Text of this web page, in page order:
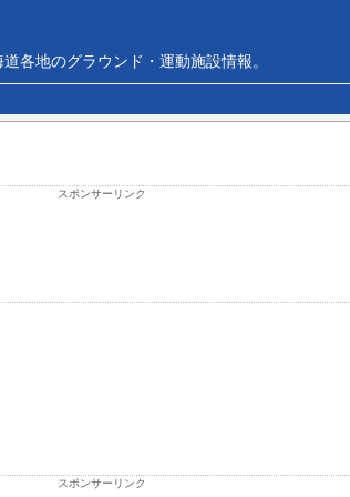
各地のグラウンド・運動施設情報。
スポンサーリンク
スポンサーリンク